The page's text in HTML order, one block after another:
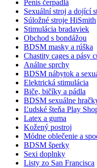
Penis čerpadlá
Sexuální stroj a dojící
Súložné stroje HiSmith
Stimulácia bradaviek
Obchod s bondážou
BDSM masky a rúška
Chastity cages a pásy
Análne sprchy
BDSM nábytok a
Elektrická stimulácia
Biče, bičíky a pádla
BDSM sexuálne
Ľudské šteňa Play
Latex a guma
Kožený postroj
Módne oblečenie a
BDSM šperky
Sexi doplnky
Listy zo San Francisca